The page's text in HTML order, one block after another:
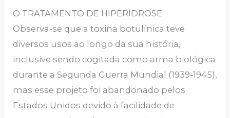
O TRATAMENTO DE HIPERIDROSE
Observa-se que a toxina botulínica teve
diversos usos ao longo da sua história,
inclusive sendo cogitada como arma biológica
durante a Segunda Guerra Mundial (1939-1945),
mas esse projeto foi abandonado pelos
Estados Unidos devido à facilidade de